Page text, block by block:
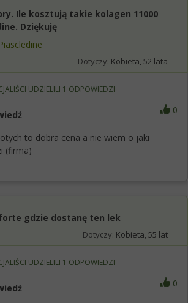
Ile kosztują takie kolagen 11000
Dziękuję
Piascledine
Dotyczy: Kobieta, 52 lata
UDZIELILI 1 ODPOWIEDZI
0
to dobra cena a nie wiem o jaki
(firma)
gdzie dostanę ten lek
Dotyczy: Kobieta, 55 lat
UDZIELILI 1 ODPOWIEDZI
0